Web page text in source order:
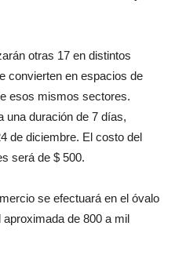
otras 17 en distintos
convierten en espacios de
esos mismos sectores.
una duración de 7 días,
de diciembre. El costo del
será de $ 500.
se efectuará en el óvalo
de 800 a mil